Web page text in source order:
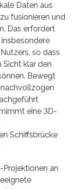
Daten aus
fusionieren und
Das erfordert
so dass
Sicht klar den
Bewegt
eine 3D-
Schiffsbrücke
Projektionen an